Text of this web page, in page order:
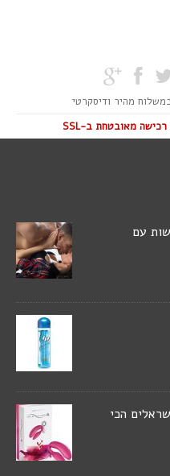
מהיר ודיסקרטי
רכישה מאובטחת ב-SSL
עם
שהישראלים הכי